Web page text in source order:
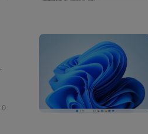
快。 软件截图
0